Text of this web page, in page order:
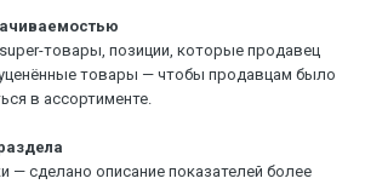
товары, позиции, которые продавец
товары — чтобы продавцам было
в ассортименте.
— сделано описание показателей более